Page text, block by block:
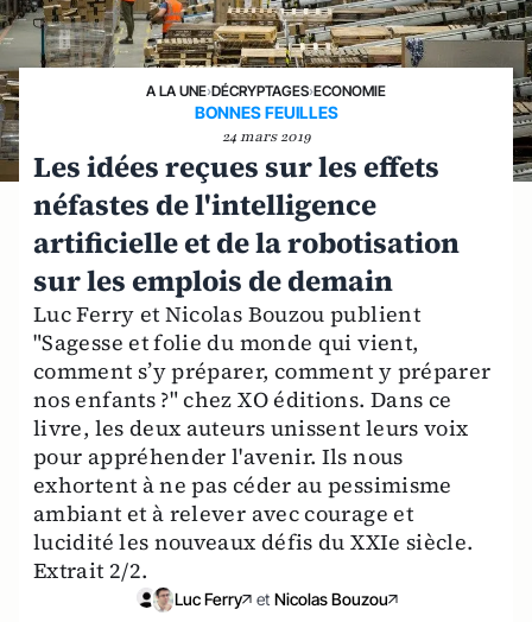
A LA UNE›DÉCRYPTAGES›ECONOMIE
BONNES FEUILLES
24 mars 2019
Les idées reçues sur les effets
néfastes de l'intelligence
artificielle et de la robotisation
sur les emplois de demain
Luc Ferry et Nicolas Bouzou publient
"Sagesse et folie du monde qui vient,
comment s’y préparer, comment y préparer
nos enfants ?" chez XO éditions. Dans ce
livre, les deux auteurs unissent leurs voix
pour appréhender l'avenir. Ils nous
exhortent à ne pas céder au pessimisme
ambiant et à relever avec courage et
lucidité les nouveaux défis du XXIe siècle.
Extrait 2/2.
Luc Ferry et Nicolas Bouzou